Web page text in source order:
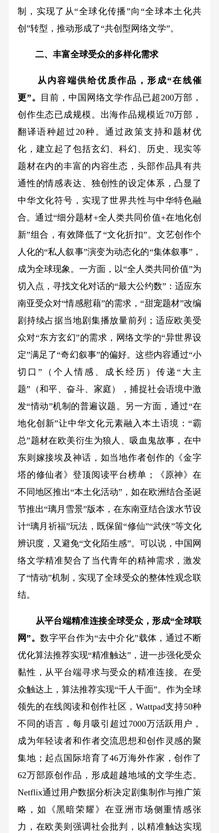
制，实现了从“全球化传播”向“全球本土化共
创”转型，推动形成了“共创型网络文学”。
二、丰富全球受众的多样化需求
从内容端供给优质作品，形成“在线催
更”。 目前，中国网络文学作品已超200万部，
创作生态已成规模。出海作品规模近70万部，
翻译语种超过20种。通过政策支持和题材优
化，建立起了包括玄幻、科幻、历史、现实等
题材在内的丰富的内容生态，头部作品具有共
通性的情感表达、独创性的设定体系，凸显了
中华文化符号，实现了世界共性与中华特色融
合。通过“细分题材+全人类共同价值+在地化创
新”组合，有效降低了“文化折扣”。文艺创作个
人化的“私人叙事”演变为动态化的“集体叙事”，
成为全球现象。一方面，以“全人类共同价值”为
切入点，寻找文化对话的“最大公约数”：适应东
南亚受众对“情感慰藉”的需求，“甜宠题材”改编
剧持续占据当地剧集播放量前列；适应欧美受
众对“东方玄幻”的需求，网络文学的“异世界设
定”满足了“奇幻叙事”的偏好。这些内容通过“小
切口”（个人情感、成长经历）传递“大主
题”（和平、奋斗、家庭），捕捉社会语境中激
发“情动”机制的普遍议题。另一方面，通过“在
地化创新”让中华文化元素融入本土语境：“霸
总”题材在欧美衍生为狼人、吸血鬼故事，在中
东则嫁接埃及神话，如当地作者创作的《金字
塔的修仙者》登顶阅读平台榜单；《原神》在
不同地区推出“本土化活动”，如在欧洲结合圣诞
节推出“璃月雪景”版本，在东南亚结合泼水节设
计“璃月祈福”玩法，既保留“修仙”“武侠”等文化
辨识度，又避免“文化陌生感”。可以说，中国网
络文学精准契合了当代青年的精神需求，激发
了“情动”机制，实现了全球受众的整体性观念联
结。
从平台端精准连接全球受众，形成“全球联
网”。数字平台作为“去中介化”载体，通过不断
优化算法推荐实现“精准触达”，进一步强化受众
黏性，从平台端寻求与受众的精准连接。在受
众触达上，算法推荐实现“千人千面”。作为全球
领先的在线阅读和创作社区，Wattpad支持50种
不同的语言，每月吸引超过7000万活跃用户，
成为年轻读者和作者交流思想和创作灵感的聚
集地；起点国际培育了46万海外作家，创作了
62万部原创作品，形成超越地域的文学生态。
Netflix通过用户数据分析决定剧集制作与推广策
略，如《黑暗荣耀》在亚洲市场侧重情感张
力，在欧美则强调社会批判，以精准触达实现